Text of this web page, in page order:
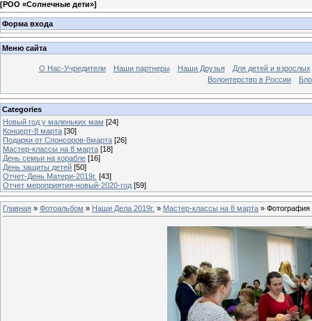
[РОО «Солнечные дети»]
Форма входа
Меню сайта
О Нас-Учредители Наши партнеры Наши Друзья
Для детей и взрослых
Волонтерство в России
Categories
Новый год у маленьких мам [24]
Концерт-8 марта [30]
Подарки от Спонсоров-8марта [26]
Мастер-классы на 8 марта [18]
День семьи на корабле [16]
День защиты детей [50]
Отчет-День Матери-2019г. [43]
Отчет мероприятия-новый-2020-год [59]
Главная » Фотоальбом » Наши Дела 2019г. » Мастер-классы на 8 марта » Фотография